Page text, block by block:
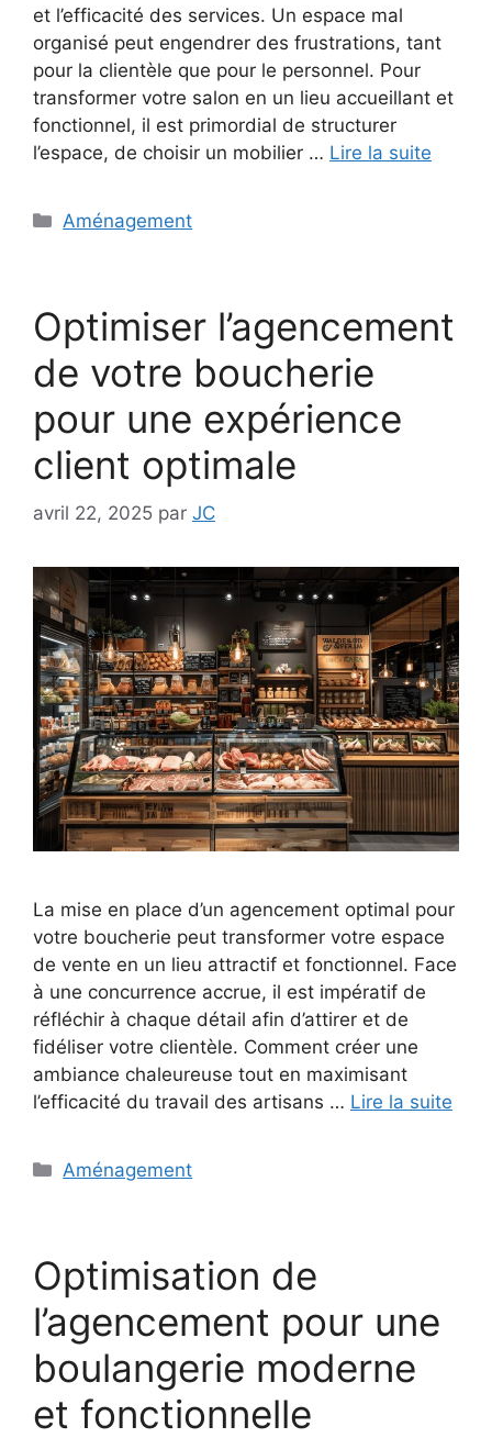
et l’efficacité des services. Un espace mal
organisé peut engendrer des frustrations, tant
pour la clientèle que pour le personnel. Pour
transformer votre salon en un lieu accueillant et
fonctionnel, il est primordial de structurer
l’espace, de choisir un mobilier … Lire la suite
Catégories
Aménagement
Optimiser l’agencement
de votre boucherie
pour une expérience
client optimale
avril 22, 2025 par JC
La mise en place d’un agencement optimal pour
votre boucherie peut transformer votre espace
de vente en un lieu attractif et fonctionnel. Face
à une concurrence accrue, il est impératif de
réfléchir à chaque détail afin d’attirer et de
fidéliser votre clientèle. Comment créer une
ambiance chaleureuse tout en maximisant
l’efficacité du travail des artisans … Lire la suite
Catégories
Aménagement
Optimisation de
l’agencement pour une
boulangerie moderne
et fonctionnelle